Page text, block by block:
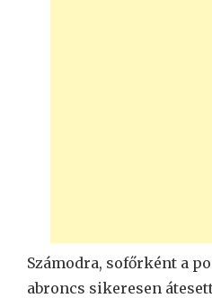
Számodra, sofőrként a
abroncs sikeresen